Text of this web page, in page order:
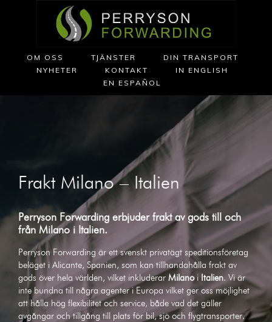
OM OSS TJÄNSTER
DIN TRANSPORT
NYHETER
KONTAKT
IN ENGLISH
EN ESPAÑOL
Frakt Milano – Italien
Perryson Forwarding erbjuder frakt av gods till och
från Milanoi Italien.
Perryson Forwarding är ett svenskt privatägt speditionsföretag
beläget i Alicante, Spanien, som kan tillhandahålla frakt av
gods över hela världen, vilket inkluderar Milanoi Italien. Vi är
inte bundna till några agenter i Europa vilket ger oss möjlighet
att hålla hög flexibilitet och service, både vad det gäller
avgångar och tillgång till plats för bil, sjö och flygtransporter.